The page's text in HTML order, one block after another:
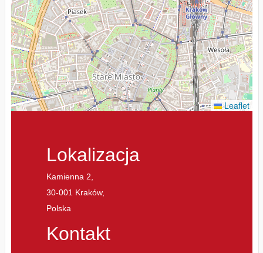
Leaflet
Lokalizacja
Kamienna 2,
30-001 Kraków,
Polska
Kontakt